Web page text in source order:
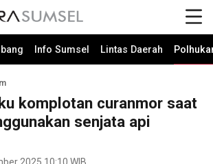
Info Sumsel Lintas Daerah
komplotan curanmor saat
senjata api